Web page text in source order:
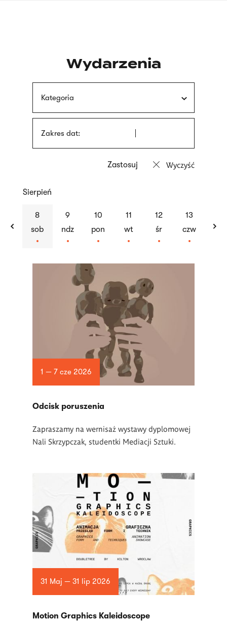
Wydarzenia
Kategoria
Zakres dat:
Wyczyść
previous
Sierpień
8
sob
9
ndz
10
pon
11
wt
12
śr
13
czw
1 — 7 cze 2026
Odcisk poruszenia
Zapraszamy na wernisaż wystawy dyplomowej
Nali Skrzypczak, studentki Mediacji Sztuki.
31 Maj — 31 lip 2026
Motion Graphics Kaleidoscope